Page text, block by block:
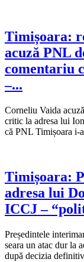
Timișoara:
acuză PNL
comentariu
–...
Corneliu Vaida
critic la adresa lui
că PNL Timișoara i-
Timișoara:
adresa lui
ICCJ –
Președintele
seara un atac dur la
după decizia